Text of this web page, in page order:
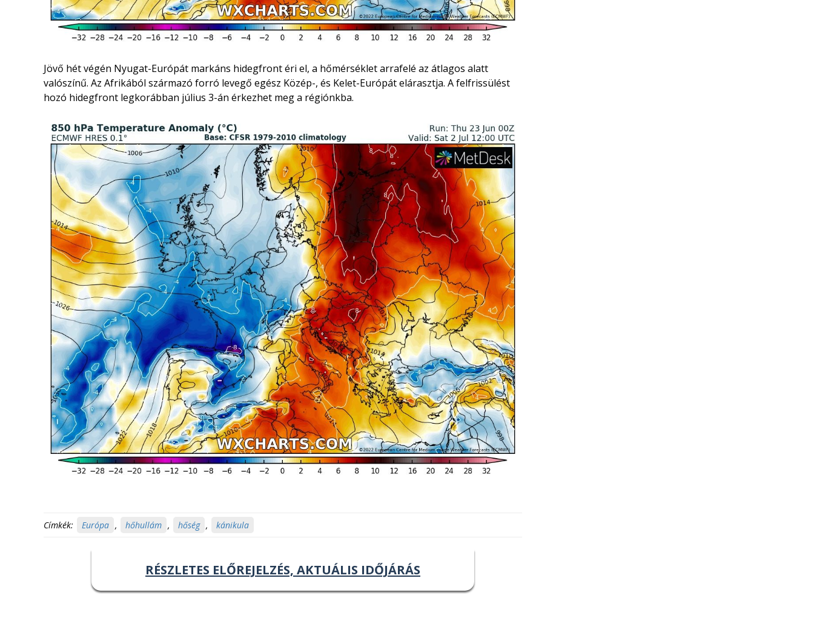
Jövő hét végén Nyugat-Európát markáns hidegfront éri el, a hőmérséklet arrafelé az átlagos alatt
valószínű. Az Afrikából származó forró levegő egész Közép-, és Kelet-Európát elárasztja. A felfrissülést
hozó hidegfront legkorábban július 3-án érkezhet meg a régiónkba.
Címkék: Európa , hőhullám , hőség , kánikula
RÉSZLETES ELŐREJELZÉS, AKTUÁLIS IDŐJÁRÁS